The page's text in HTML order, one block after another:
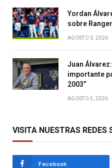
Yordan
sobre
AGOSTO 3, 2026
Juan
importante
2003”
AGOSTO 5, 2026
VISITA NUESTRAS REDES
Facebook